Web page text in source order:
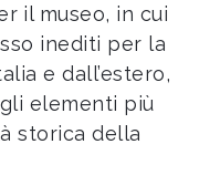
il museo, in cui
inediti per la
e dall’estero,
elementi più
storica della